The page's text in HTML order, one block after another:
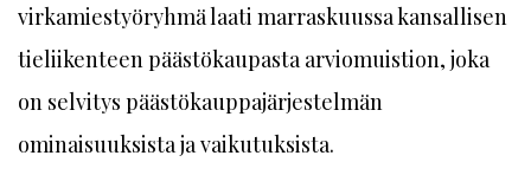
virkamiestyöryhmä laati marraskuussa kansallisen
tieliikenteen päästökaupasta arviomuistion, joka
on selvitys päästökauppajärjestelmän
ominaisuuksista ja vaikutuksista.